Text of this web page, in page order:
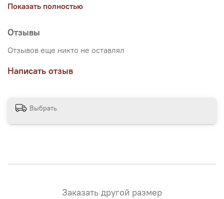
Именно поэтому, мы уделяем особое внимание
печати используются художественный хлопковый холст
и экологические чернила. Репродукцию можно купить
на подрамнике (деревянный подрамник, галерейная
натяжка) или без подрамника (только холст,
доставляется в рулоне в тубусе). Картина продается в
нескольких вариантах размеров, представленных на
репродукции мировых шедевров живописи, только
Показать полностью
Отзывы
Отзывов еще никто не оставлял
Написать отзыв
Выбрать
Заказать другой размер